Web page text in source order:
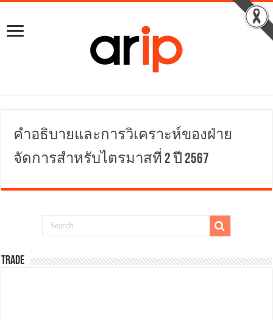
คำอธิบายและการวิเคราะห์ของฝ่าย
จัดการสำหรับไตรมาสที่ 2 ปี 2567
TRADE